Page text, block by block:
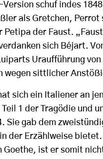
schuf indes
als Gretchen,
Petipa der Faust.
sich Béjart.
Uraufführung
wegen sittlicher
sich ein Italiener an
Teil 1 der Tragödie und
Sie gab dem
der Erzählweise
Goethe, ist er somit